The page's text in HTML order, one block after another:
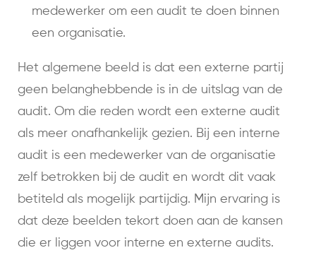
medewerker om een audit te doen binnen
een organisatie.
Het algemene beeld is dat een externe partij
geen belanghebbende is in de uitslag van de
audit. Om die reden wordt een externe audit
als meer onafhankelijk gezien. Bij een interne
audit is een medewerker van de organisatie
zelf betrokken bij de audit en wordt dit vaak
betiteld als mogelijk partijdig. Mijn ervaring is
dat deze beelden tekort doen aan de kansen
die er liggen voor interne en externe audits.